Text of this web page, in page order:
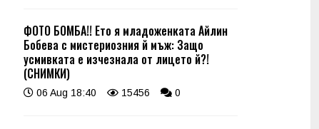
ФОТО БОМБА!! Ето я младоженката Айлин
Бобева с мистериозния й мъж: Защо
усмивката е изчезнала от лицето й?!
(СНИМКИ)
06 Aug 18:40 15456 0